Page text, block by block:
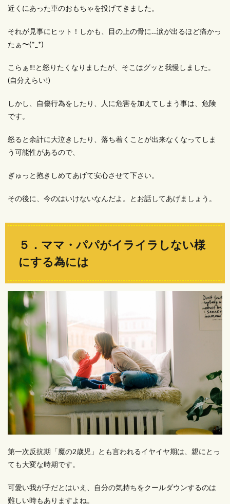
近くにあった車のおもちゃを投げてきました。
それが見事にヒット！しかも、目の上の骨に…涙が出るほど痛かっ
たぁ〜(*_*)
こらぁ‼!と怒りたくなりましたが、そこはグッと我慢しました。
(自分えらい!)
しかし、自傷行為をしたり、人に危害を加えてしまう事は、危険
です。
怒ると余計に大泣きしたり、落ち着くことが出来なくなってしま
う可能性があるので、
ぎゅっと抱きしめてあげて安心させて下さい。
その後に、今のはいけないなんだよ。とお話してあげましょう。
５．ママ・パパがイライラしない様
にする為には
第一次反抗期「魔の2歳児」とも言われるイヤイヤ期は、親にとっ
ても大変な時期です。
可愛い我が子だとはいえ、自分の気持ちをクールダウンするのは
難しい時もありますよね。